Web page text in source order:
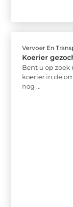
Vervoer En
Koerier
Bent u op zoek
koerier in de
nog ...